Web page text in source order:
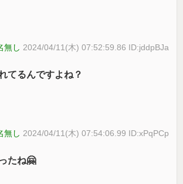
無し 2024/04/11(木) 07:52:59.86 ID:jddpBJa
てるんですよね？
無し 2024/04/11(木) 07:54:06.99 ID:xPqPCp
たね🤗